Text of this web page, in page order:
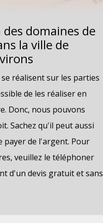
domaines de
la ville de
réalisent sur les parties
de les réaliser en
Donc, nous pouvons
Sachez qu'il peut aussi
payer de l'argent. Pour
veuillez le téléphoner
d'un devis gratuit et sans